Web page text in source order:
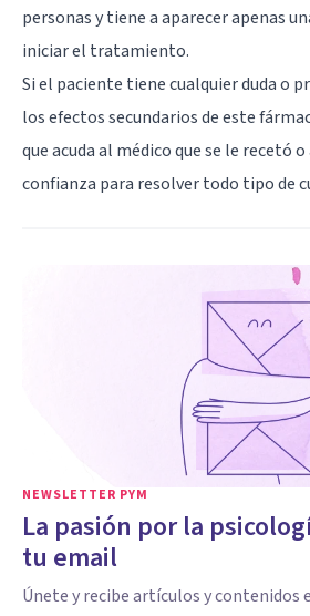
personas y tiene a aparecer apenas
iniciar el tratamiento.
Si el paciente tiene cualquier duda o
los efectos secundarios de este
que acuda al médico que se le recetó
confianza para resolver todo tipo de
NEWSLETTER PYM
La pasión por la
tu email
Únete y recibe artículos y contenidos